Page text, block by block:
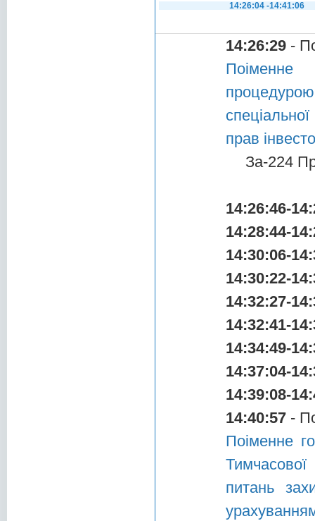
14:26:04 -14:41:06
14:26:29 -
Поіменне
прав
За-224
14:26:46-
14:28:44-
14:30:06-
14:30:22-
14:32:27-
14:32:41-
14:34:49-
14:37:04-
14:39:08-
14:40:57 -
Поіменне
питань